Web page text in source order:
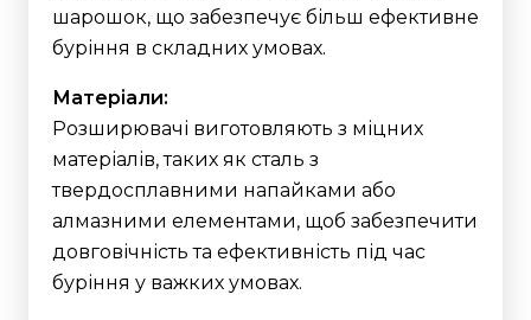
шарошок, що забезпечує більш ефективне
буріння в складних умовах.
Матеріали:
Розширювачі виготовляють з міцних
матеріалів, таких як сталь з
твердосплавними напайками або
алмазними елементами, щоб забезпечити
довговічність та ефективність під час
буріння у важких умовах.